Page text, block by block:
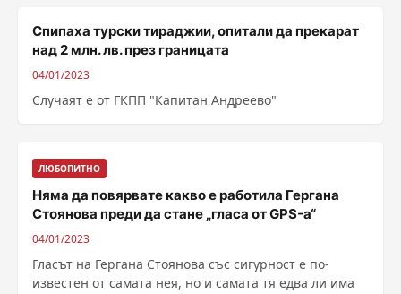
Спипаха турски тираджии, опитали да прекарат
над 2 млн. лв. през границата
04/01/2023
Случаят е от ГКПП "Капитан Андреево"
ЛЮБОПИТНО
Няма да повярвате какво е работила Гергана
Стоянова преди да стане „гласа от GPS-а“
04/01/2023
Гласът на Гергана Стоянова със сигурност е по-
известен от самата нея, но и самата тя едва ли има